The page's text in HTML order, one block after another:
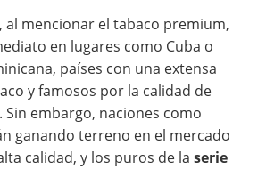
al mencionar el tabaco premium,
en lugares como Cuba o
países con una extensa
y famosos por la calidad de
embargo, naciones como
ganando terreno en el mercado
calidad, y los puros de la serie